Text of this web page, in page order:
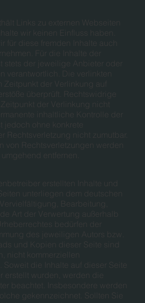
Links zu externen Webseiten
wir keinen Einfluss haben.
für diese fremden Inhalte auch
Für die Inhalte der
stets der jeweilige Anbieter oder
verantwortlich. Die verlinkten
der Verlinkung auf
überprüft. Rechtswidrige
der Verlinkung nicht
inhaltliche Kontrolle der
jedoch ohne konkrete
Rechtsverletzung nicht zumutbar.
von Rechtsverletzungen werden
entfernen.
erstellten Inhalte und
unterliegen dem deutschen
Bearbeitung,
Art der Verwertung außerhalb
bedürfen der
des jeweiligen Autors bzw.
und Kopien dieser Seite sind
nicht kommerziellen
die Inhalte auf dieser Seite
erstellt wurden, werden die
beachtet. Insbesondere werden
gekennzeichnet. Sollten Sie